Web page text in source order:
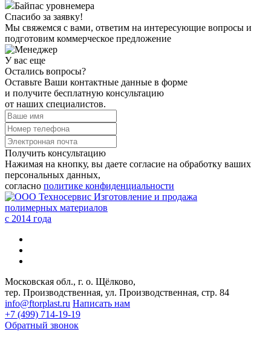
Байпас уровнемера
Спасибо за заявку!
Мы свяжемся с вами, ответим на интересующие вопросы и
подготовим коммерческое предложение
У вас еще
Остались вопросы?
Оставьте Ваши контактные данные в форме
и получите бесплатную консультацию
от наших специалистов.
Получить консультацию
Нажимая на кнопку, вы даете согласие на обработку ваших
персональных данных,
согласно политике конфиденциальности
Изготовление и продажа
полимерных материалов
c 2014 года
Московская обл., г. о. Щёлково,
тер. Производственная, ул. Производственная, стр. 84
info@ftorplast.ru Написать нам
+7 (499) 714-19-19
Обратный звонок